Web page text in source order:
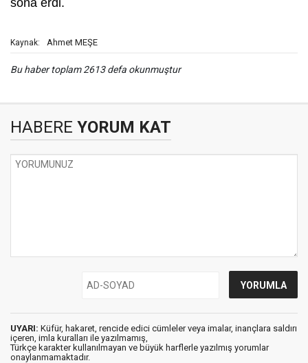
sona erdi.
Kaynak: Ahmet MEŞE
Bu haber toplam 2613 defa okunmuştur
HABERE YORUM KAT
UYARI: Küfür, hakaret, rencide edici cümleler veya imalar, inançlara saldırı
içeren, imla kuralları ile yazılmamış,
Türkçe karakter kullanılmayan ve büyük harflerle yazılmış yorumlar
onaylanmamaktadır.